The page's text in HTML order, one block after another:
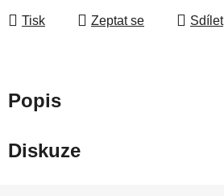
Tisk Zeptat se Sdílet
Popis
Diskuze